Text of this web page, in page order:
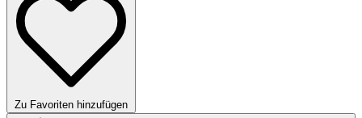
Zu Favoriten hinzufügen